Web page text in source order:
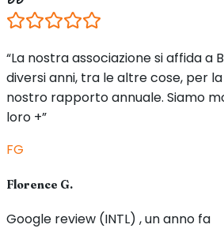
“La nostra associazione si affida a
diversi anni, tra le altre cose, per
nostro rapporto annuale. Siamo
loro +”
FG
Florence G.
Google review (INTL) , un anno fa